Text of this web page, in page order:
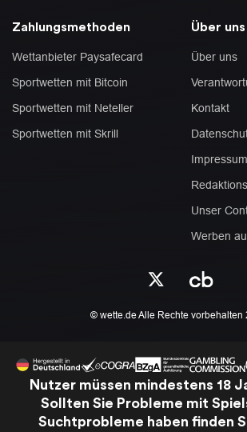
Zahlungsmethoden
Wettanbieter Paysafecard
Sportwetten mit Bitcoin
Sportwetten mit Neteller
Sportwetten mit Skrill
Über uns
Über uns
Kontakt
Impressum
Unser
Werben
© wette.de Alle Rechte vorbehalten
Nutzer müssen mindestens 18
Sollten Sie Probleme mit
Suchtprobleme haben finden